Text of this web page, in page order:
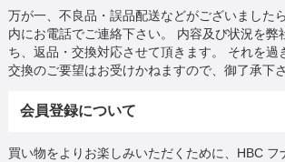
万が一、不良品・誤品配送などがございました
内にお電話でご連絡下さい。 内容及び状況を弊
ち、返品・交換対応させて頂きます。 それを過
交換のご要望はお受けかねますので、御了承下さ
会員登録について
買い物をよりお楽しみいただくために、HBC フ